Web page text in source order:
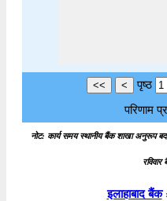
पृष्ठ
परिणाम
नोट: कार्य समय स्थानीय बैंक शाखा अनुरूप
इलाहाबाद बैंक